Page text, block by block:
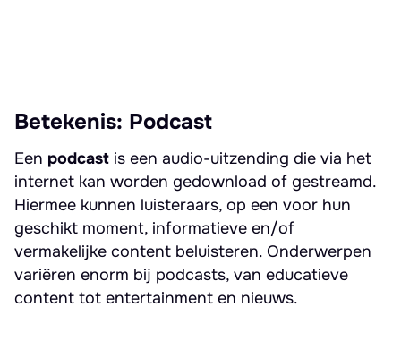
Betekenis: Podcast
Een podcast is een audio-uitzending die via het
internet kan worden gedownload of gestreamd.
Hiermee kunnen luisteraars, op een voor hun
geschikt moment, informatieve en/of
vermakelijke content beluisteren. Onderwerpen
variëren enorm bij podcasts, van educatieve
content tot entertainment en nieuws.